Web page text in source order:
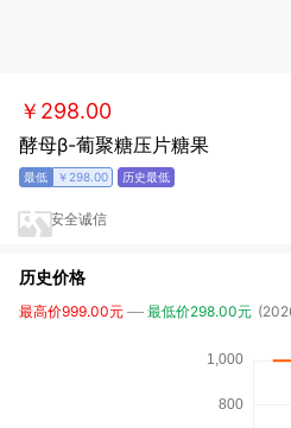
￥298.00
酵母β-葡聚糖压片糖果
￥298.00
安全诚信
历史价格
最高价999.00元 最低价298.00元